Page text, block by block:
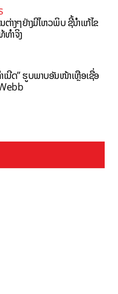
າງໆຢ່າງມີໄຫວພິບ ຊີ້ນຳແກ້ໄຂ
ທຳຈິງ
ເນີດ” ຮູບພາບອັນໜ້າເຫຼືອເຊື່ອ